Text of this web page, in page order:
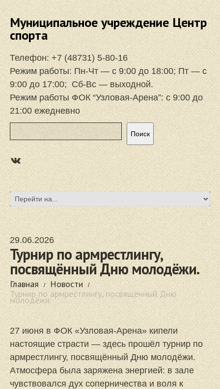
Муниципальное учреждение Центр
спорта
Телефон:+7 (48731) 5-80-16
Режим работы: Пн-Чт — с 9:00 до 18:00; Пт — с
9:00 до 17:00; Сб-Вс — выходной.
Режим работы ФОК “Узловая-Арена”: с 9:00 до
21:00 ежедневно
Поиск
Поиск
https://vk.com/focuzlarena
29.06.2026
Турнир по армрестлингу,
посвящённый Дню молодёжи.
Главная
Новости
Турнир по армрестлингу, посвящённый Дню
молодёжи.
27 июня в ФОК «Узловая‑Арена» кипели
настоящие страсти — здесь прошёл турнир по
армрестлингу, посвящённый Дню молодёжи.
Атмосфера была заряжена энергией: в зале
чувствовался дух соперничества и воля к